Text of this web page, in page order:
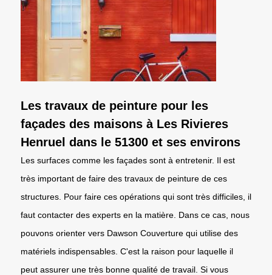
Les travaux de peinture pour les
façades des maisons à Les Rivieres
Henruel dans le 51300 et ses environs
Les surfaces comme les façades sont à entretenir. Il est
très important de faire des travaux de peinture de ces
structures. Pour faire ces opérations qui sont très difficiles, il
faut contacter des experts en la matière. Dans ce cas, nous
pouvons orienter vers Dawson Couverture qui utilise des
matériels indispensables. C'est la raison pour laquelle il
peut assurer une très bonne qualité de travail. Si vous